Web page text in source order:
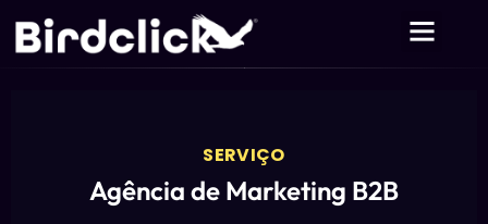
SERVIÇO
Agência de Marketing B2B